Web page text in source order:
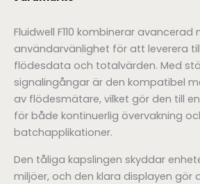
Fluidwell F110 kombinerar
användarvänlighet för att leverera
flödesdata och totalvärden. Med
signalingångar är den kompatibel
av flödesmätare, vilket gör den till
för både kontinuerlig övervakning
batchapplikationer.
Den tåliga kapslingen skyddar
miljöer, och den klara displayen gör